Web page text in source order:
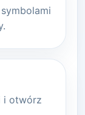
i otwórz